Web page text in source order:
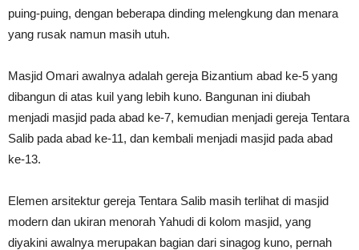
puing-puing, dengan beberapa dinding melengkung dan menara
yang rusak namun masih utuh.
Masjid Omari awalnya adalah gereja Bizantium abad ke-5 yang
dibangun di atas kuil yang lebih kuno. Bangunan ini diubah
menjadi masjid pada abad ke-7, kemudian menjadi gereja Tentara
Salib pada abad ke-11, dan kembali menjadi masjid pada abad
ke-13.
Elemen arsitektur gereja Tentara Salib masih terlihat di masjid
modern dan ukiran menorah Yahudi di kolom masjid, yang
diyakini awalnya merupakan bagian dari sinagog kuno, pernah